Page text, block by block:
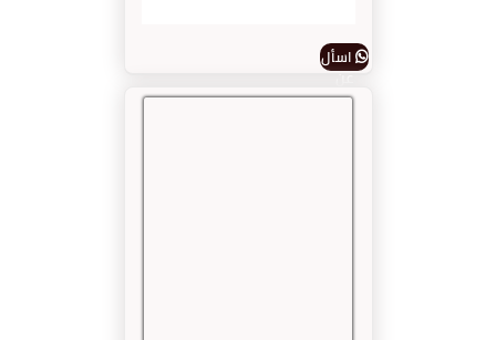
اسأل
عن
المنتج